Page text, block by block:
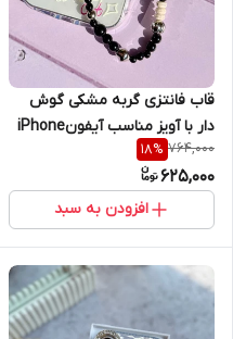
قاب فانتزی گربه مشکی گوش
دار با آویز مناسب آیفونiPhone
13Pro iPhone 13Promax
iPhone 14Promax iPhone
11Promax iPhone 12 iPhone
12Promax
764,000
18%
625,000
افزودن به سبد